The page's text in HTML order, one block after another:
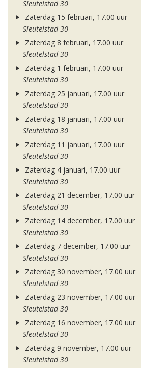
Sleutelstad 30
Zaterdag 15 februari, 17.00 uur
Sleutelstad 30
Zaterdag 8 februari, 17.00 uur
Sleutelstad 30
Zaterdag 1 februari, 17.00 uur
Sleutelstad 30
Zaterdag 25 januari, 17.00 uur
Sleutelstad 30
Zaterdag 18 januari, 17.00 uur
Sleutelstad 30
Zaterdag 11 januari, 17.00 uur
Sleutelstad 30
Zaterdag 4 januari, 17.00 uur
Sleutelstad 30
Zaterdag 21 december, 17.00 uur
Sleutelstad 30
Zaterdag 14 december, 17.00 uur
Sleutelstad 30
Zaterdag 7 december, 17.00 uur
Sleutelstad 30
Zaterdag 30 november, 17.00 uur
Sleutelstad 30
Zaterdag 23 november, 17.00 uur
Sleutelstad 30
Zaterdag 16 november, 17.00 uur
Sleutelstad 30
Zaterdag 9 november, 17.00 uur
Sleutelstad 30